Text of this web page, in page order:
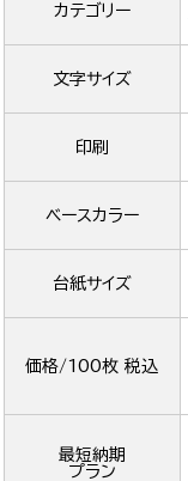
カテゴリー
文字サイズ
印刷
ベースカラー
台紙サイズ
価格/100枚 税込
最短納期
プラン